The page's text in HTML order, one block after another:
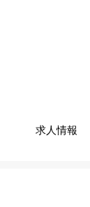
求人情報